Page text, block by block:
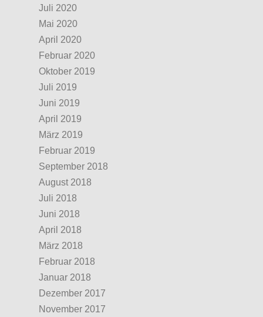
Juli 2020
Mai 2020
April 2020
Februar 2020
Oktober 2019
Juli 2019
Juni 2019
April 2019
März 2019
Februar 2019
September 2018
August 2018
Juli 2018
Juni 2018
April 2018
März 2018
Februar 2018
Januar 2018
Dezember 2017
November 2017